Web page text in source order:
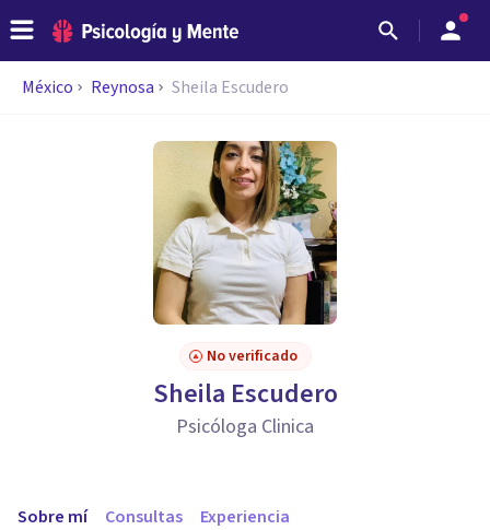
México Reynosa Sheila Escudero
No verificado
Sheila Escudero
Psicóloga Clinica
Sobre mí Consultas Experiencia